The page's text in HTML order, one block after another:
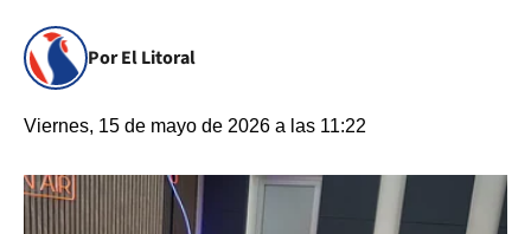
Por El Litoral
Viernes, 15 de mayo de 2026 a las 11:22